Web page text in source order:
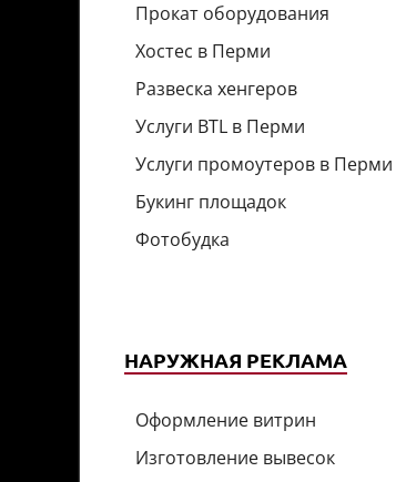
Прокат оборудования
Хостес в Перми
Развеска хенгеров
Услуги BTL в Перми
Услуги промоутеров в Перми
Букинг площадок
Фотобудка
НАРУЖНАЯ РЕКЛАМА
Оформление витрин
Изготовление вывесок